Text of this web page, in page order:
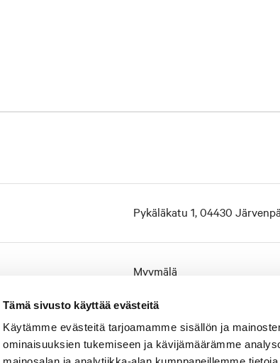
Tämä sivusto käyttää evästeitä
Käytämme evästeitä tarjoamamme sisällön ja
ominaisuuksien tukemiseen ja kävijämäärämme
Pykäläkatu 1, 04430
Myymälä
2.200 m²